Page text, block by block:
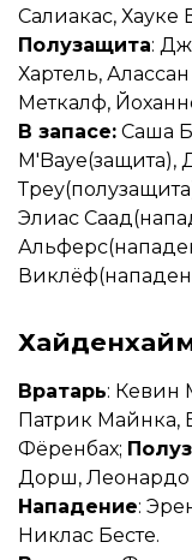
Салиакас, Хауке
Полузащита:
Хартель,
Меткалф,
В запасе: Саша
Элиас
Вратарь: Кевин
Патрик Майнка,
Фёренбах;
Дорш,
Нападение:
Никлас Бесте.